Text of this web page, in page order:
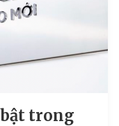
trong